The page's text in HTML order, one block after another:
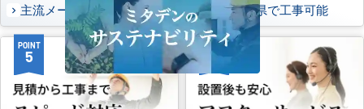
主流メーカーを全取扱可能 47都道府県で工事可能
POINT
5
POINT
6